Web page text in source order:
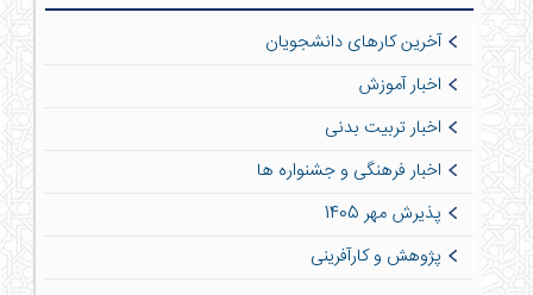
آخرین کارهای دانشجویان
اخبار آموزش
اخبار تربیت بدنی
اخبار فرهنگی و جشنواره ها
پذیرش مهر 1405
پژوهش و کارآفرینی